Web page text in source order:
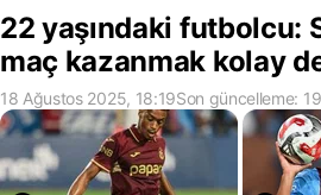
22 yaşındaki futbolcu:
maç kazanmak kolay
18 Ağustos 2025, 18:19Son güncelleme: